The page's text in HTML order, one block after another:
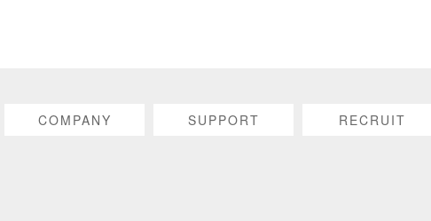
COMPANY SUPPORT RECRUIT